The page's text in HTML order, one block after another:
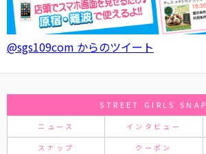
@sgs109com からのツイート
STREET GIRLS SNAP
ニュース インタビュー
スナップ クーポン